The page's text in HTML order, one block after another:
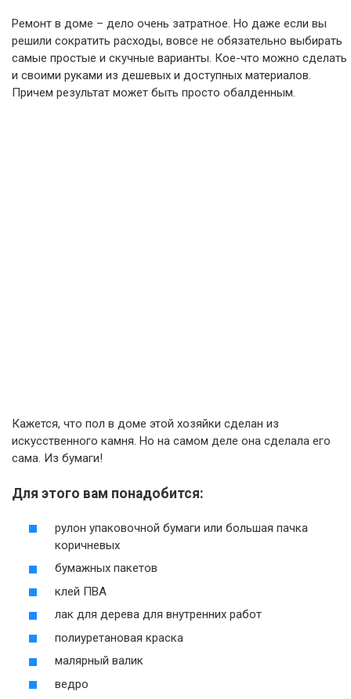
Ремонт в доме – дело очень затратное. Но даже если вы
решили сократить расходы, вовсе не обязательно выбирать
самые простые и скучные варианты. Кое-что можно сделать
и своими руками из дешевых и доступных материалов.
Причем результат может быть просто обалденным.
Кажется, что пол в доме этой хозяйки сделан из
искусственного камня. Но на самом деле она сделала его
сама. Из бумаги!
Для этого вам понадобится:
рулон упаковочной бумаги или большая пачка
коричневых
бумажных пакетов
клей ПВА
лак для дерева для внутренних работ
полиуретановая краска
малярный валик
ведро